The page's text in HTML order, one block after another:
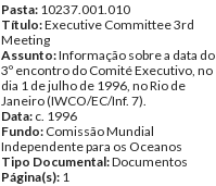
Pasta: 10237.001.010
Título:Executive Committee 3rd
Meeting
Assunto:Informação sobre a data do
3º encontro do Comité Executivo, no
dia 1 de julho de 1996, no Rio de
Janeiro (IWCO/EC/Inf. 7).
Data: c. 1996
Fundo: Comissão Mundial
Independente para os Oceanos
Tipo Documental:Documentos
Página(s): 1